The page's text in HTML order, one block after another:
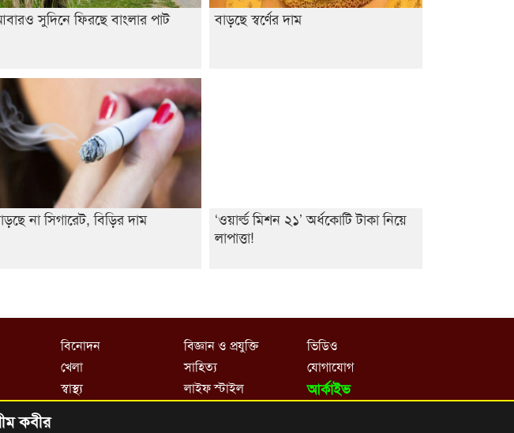
সুদিনে ফিরছে বাংলার পাট বাড়ছে স্বর্ণের দাম
না সিগারেট, বিড়ির দাম
‘ওয়ার্ল্ড মিশন ২১’ অর্ধকোটি টাকা নিয়ে
লাপাত্তা!
বিনোদন
খেলা
স্বাস্থ্য
বিজ্ঞান ও প্রযুক্তি
সাহিত্য
লাইফ স্টাইল
ভিডিও
যোগাযোগ
আর্কাইভ
কবীর